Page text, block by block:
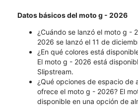
Datos básicos del moto g - 2026
¿Cuándo se lanzó el moto g -
2026 se lanzó el 11 de
¿En qué colores está
El moto g - 2026 está
Slipstream.
¿Qué opciones de espacio de
ofrece el moto g - 2026? El
disponible en una opción de